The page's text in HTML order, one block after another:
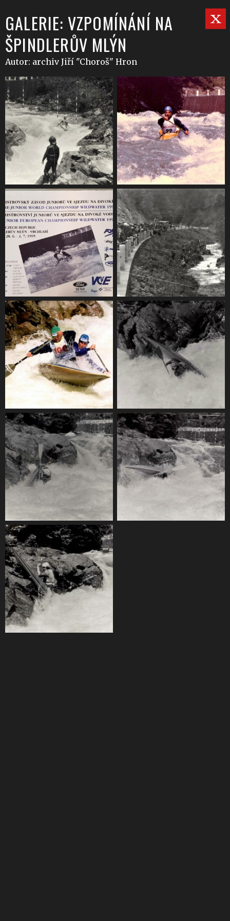
GALERIE: VZPOMÍNÁNÍ NA
ŠPINDLERŮV MLÝN
Autor: archiv Jiří "Choroš" Hron